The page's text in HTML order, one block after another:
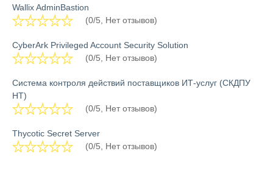
Wallix AdminBastion
(0/5, Нет отзывов)
CyberArk Privileged Account Security Solution
(0/5, Нет отзывов)
Система контроля действий поставщиков ИТ-услуг (СКДПУ
НТ)
(0/5, Нет отзывов)
Thycotic Secret Server
(0/5, Нет отзывов)